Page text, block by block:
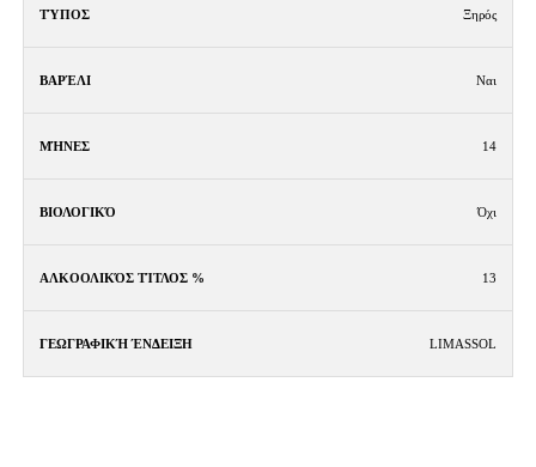
Ξηρός
Ναι
14
Όχι
13
LIMASSOL